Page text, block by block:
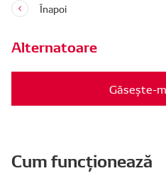
Înapoi
Alternatoare
Găsește-
Cum funcționează